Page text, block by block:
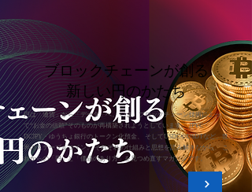
ブロックチェーンが創る
新しい円のかたち
円は「通貨」から「データ」へ。 いま、ブロックチェーン技術によっ
て“お金の信頼”そのものが再構築されようとしています。 JPYC・
DCJPY・ゆうちょ銀行のトークン化預金、 そしてUSDCやUSDTなど、世
界のステーブルコイン。 それぞれの仕組みと思想を読み解きながら、 こ
れからの「円」と「価値のあり方」を見つめ直すマガジンです。